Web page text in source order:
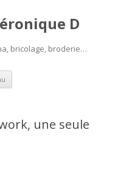
D
bricolage, broderie…
Aller
contenu
une seule